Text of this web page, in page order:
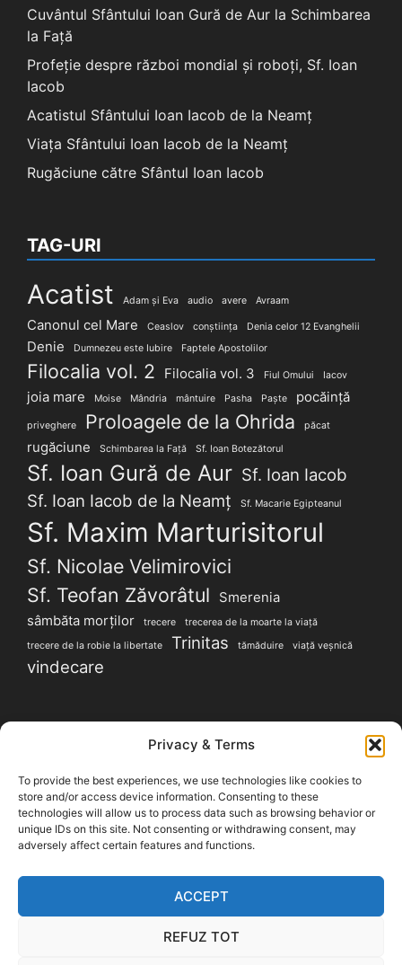
Privacy & Terms
To provide the best experiences, we use technologies like cookies to
store and/or access device information. Consenting to these
technologies will allow us to process data such as browsing behavior or
unique IDs on this site. Not consenting or withdrawing consent, may
adversely affect certain features and functions.
ACCEPT
REFUZ TOT
Cuvântul Sfântului Ioan Gură de Aur la Schimbarea
la Față
Profeție despre război mondial și roboți, Sf. Ioan
Iacob
Acatistul Sfântului Ioan Iacob de la Neamț
Viața Sfântului Ioan Iacob de la Neamț
Rugăciune către Sfântul Ioan Iacob
TAG-URI
Acatist Adam și Eva audio avere Avraam
Canonul cel Mare Ceaslov conștiința Denia celor 12 Evanghelii
Denie Dumnezeu este Iubire Faptele Apostolilor
Filocalia vol. 2 Filocalia vol. 3 Fiul Omului Iacov
joia mare Moise Mândria mântuire Pasha Paște pocăință
priveghere Proloagele de la Ohrida păcat
rugăciune Schimbarea la Față Sf. Ioan Botezătorul
Sf. Ioan Gură de Aur Sf. Ioan Iacob
Sf. Ioan Iacob de la Neamț
Sf. Macarie Egipteanul
Sf. Maxim Marturisitorul
Sf. Nicolae Velimirovici
Sf. Teofan Zăvorâtul
Smerenia
sâmbăta morților
trecere
trecerea de la moarte la viață
trecere de la robie la libertate
Trinitas tămăduire viață veșnică
vindecare
SITE-URI PARTENERE
Magazin Handmade LuxDesign28.ro| LuluArtDeco
produse femei|Evenimente Duhovnicești
Vă recomandăm și blogul cu informații utile pentru
sănatateblogsanatate.ro